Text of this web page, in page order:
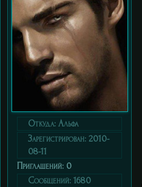
Откуда: Альфа
Зарегистрирован: 2010-
08-11
Приглашений: 0
Сообщений: 1680